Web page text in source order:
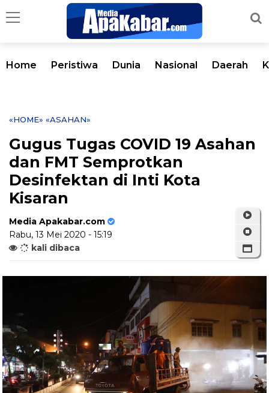
Home Peristiwa Dunia Nasional Daerah
«HOME» «ASAHAN»
Gugus Tugas COVID 19 Asahan
dan FMT Semprotkan
Desinfektan di Inti Kota
Kisaran
Media Apakabar.com
Rabu, 13 Mei 2020 - 15:19
kali dibaca